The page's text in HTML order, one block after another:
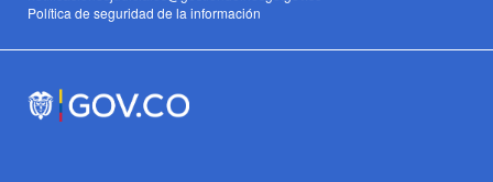
Política de seguridad de la información